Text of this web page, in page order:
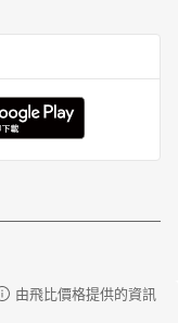
由飛比價格提供的資訊